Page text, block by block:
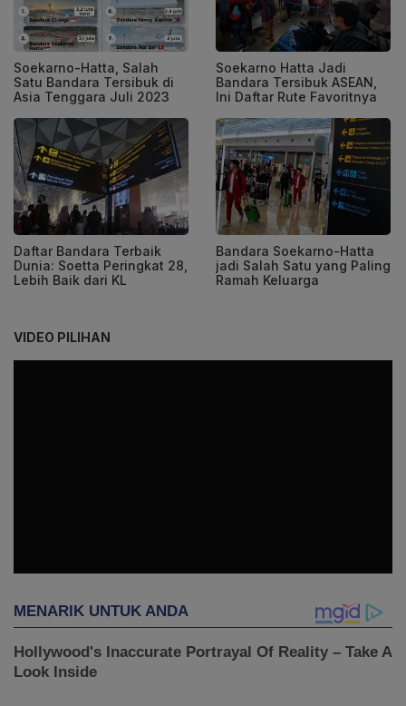
Soekarno-Hatta, Salah
Satu Bandara Tersibuk di
Asia Tenggara Juli 2023
Soekarno Hatta Jadi
Bandara Tersibuk ASEAN,
Ini Daftar Rute Favoritnya
Daftar Bandara Terbaik
Dunia: Soetta Peringkat 28,
Lebih Baik dari KL
Bandara Soekarno-Hatta
jadi Salah Satu yang Paling
Ramah Keluarga
VIDEO PILIHAN